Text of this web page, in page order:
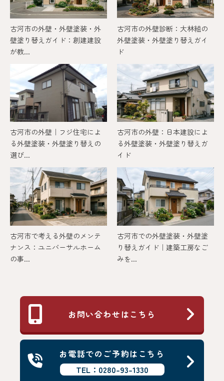
古河市の外壁・外壁塗装・外
壁塗り替えガイド：創建建設
が教...
古河市の外壁診断：大林組の
外壁塗装・外壁塗り替えガイ
ド
古河市の外壁｜フジ住宅によ
る外壁塗装・外壁塗り替えの
選び...
古河市の外壁：日本建設によ
る外壁塗装・外壁塗り替えガ
イド
古河市で考える外壁のメンテ
ナンス：ユニバーサルホーム
の事...
古河市での外壁塗装・外壁塗
り替えガイド｜建築工房なご
みを...
お問い合わせはこちら
お電話でのご予約はこちら
TEL：0280-93-1330